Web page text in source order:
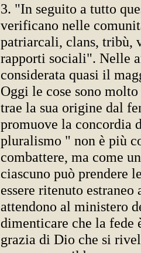
3. "In seguito a tutto
verificano nelle
patriarcali, clans, tribù,
rapporti sociali". Nelle
considerata quasi il
Oggi le cose sono
trae la sua origine dal
promuove la
pluralismo " non è più
combattere, ma come
ciascuno può prendere
essere ritenuto
attendono al ministero
dimenticare che la fede
grazia di Dio che si